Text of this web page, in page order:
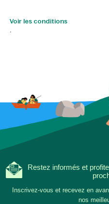
Voir les conditions
.
Restez informés et
Inscrivez-vous et recevez en
nos